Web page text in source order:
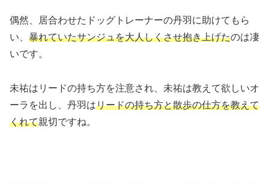
偶然、居合わせたドッグトレーナーの丹羽に助けてもら
い、 暴れていたサンジュを大人しくさせ抱き上げたのは凄
いです。
未祐はリードの持ち方を注意され、未祐は教えて欲しいオ
ーラを出し、丹羽はリードの持ち方と散歩の仕方を教えて
くれて親切ですね。